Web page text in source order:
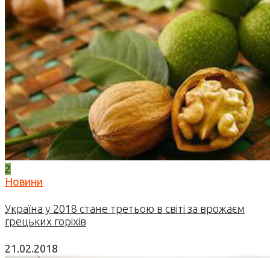
2
Новини
Україна у 2018 стане третьою в світі за врожаєм
грецьких горіхів
21.02.2018